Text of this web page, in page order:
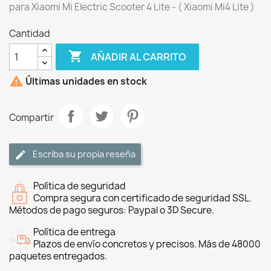
para Xiaomi Mi Electric Scooter 4 Lite - ( Xiaomi Mi4 Lite )
Cantidad
 AÑADIR AL CARRITO
 Últimas unidades en stock
Compartir
Escriba su propia reseña
Política de seguridad
Compra segura con certificado de seguridad SSL.
Métodos de pago seguros: Paypal o 3D Secure.
Política de entrega
Plazos de envío concretos y precisos. Más de 48000
paquetes entregados.